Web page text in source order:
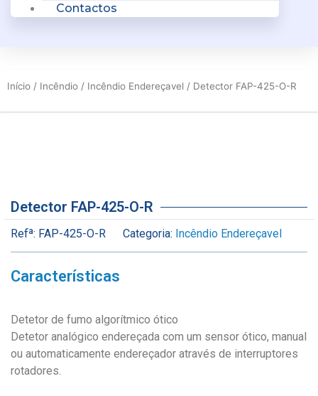
Contactos
Início / Incêndio / Incêndio Endereçavel / Detector FAP-425-O-R
Detector FAP-425-O-R
Refª: FAP-425-O-R Categoria: Incêndio Endereçavel
Características
Detetor de fumo algorítmico ótico
Detetor analógico endereçada com um sensor ótico, manual
ou automaticamente endereçador através de interruptores
rotadores.